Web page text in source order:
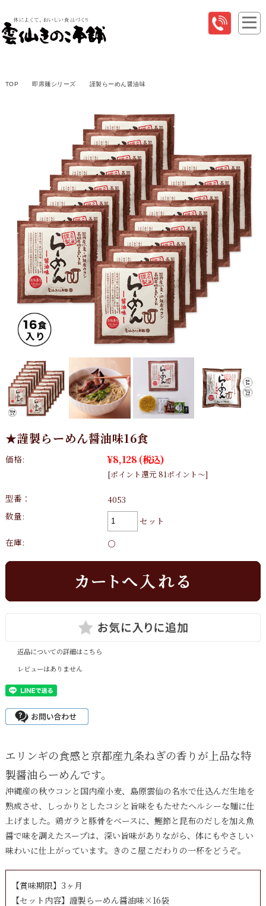
TOP 即席麺シリーズ 謹製らーめん醤油味
★謹製らーめん醤油味16食
価格: ¥8,128 (税込)
[ポイント還元 81ポイント～]
型番：
4053
数量:
セット
在庫:
○
返品についての詳細はこちら
レビューはありません
エリンギの食感と京都産九条ねぎの香りが上品な特
製醤油らーめんです。
沖縄産の秋ウコンと国内産小麦、島原雲仙の名水で仕込んだ生地を
熟成させ、しっかりとしたコシと旨味をもたせたヘルシーな麺に仕
上げました。鶏ガラと豚骨をベースに、鰹節と昆布のだしを加え魚
醤で味を調えたスープは、深い旨味がありながら、体にもやさしい
味わいに仕上がっています。きのこ屋こだわりの一杯をどうぞ。
【賞味期限】3ヶ月
【セット内容】謹製らーめん醤油味×16袋